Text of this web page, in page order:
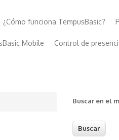
¿Cómo funciona TempusBasic?
Mobile Control de
Buscar en el